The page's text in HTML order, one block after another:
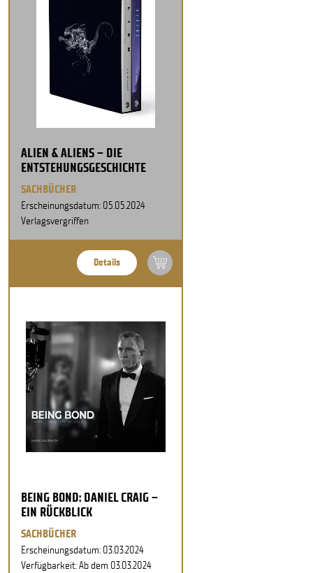
ALIEN & ALIENS – DIE
ENTSTEHUNGSGESCHICHTE
SACHBÜCHER
Erscheinungsdatum: 05.05.2024
Verlagsvergriffen
Details
BEING BOND: DANIEL CRAIG –
EIN RÜCKBLICK
SACHBÜCHER
Erscheinungsdatum: 03.03.2024
Verfügbarkeit: Ab dem 03.03.2024